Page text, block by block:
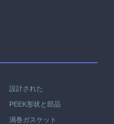
設計された
PEEK形状と部品
渦巻ガスケット